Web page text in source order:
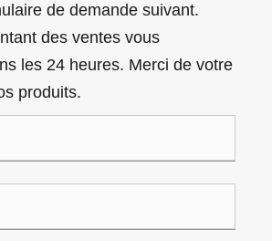
de demande suivant.
des ventes vous
les 24 heures. Merci de votre
produits.